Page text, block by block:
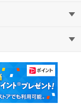
ション
建て
住まいの先生